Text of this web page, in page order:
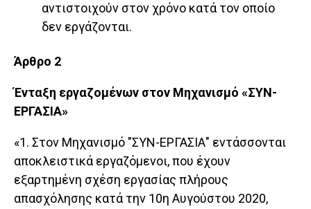
αντιστοιχούν στον χρόνο κατά τον οποίο
δεν εργάζονται.
Άρθρο 2
Ένταξη εργαζομένων στον Μηχανισμό «ΣΥΝ-
ΕΡΓΑΣΙΑ»
«1. Στον Μηχανισμό "ΣΥΝ-ΕΡΓΑΣΙΑ" εντάσσονται
αποκλειστικά εργαζόμενοι, που έχουν
εξαρτημένη σχέση εργασίας πλήρους
απασχόλησης κατά την 10η Αυγούστου 2020,